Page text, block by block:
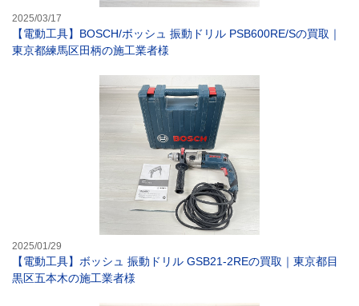
2025/03/17
【電動工具】BOSCH/ボッシュ 振動ドリル PSB600RE/Sの買取｜
東京都練馬区田柄の施工業者様
2025/01/29
【電動工具】ボッシュ 振動ドリル GSB21-2REの買取｜東京都目
黒区五本木の施工業者様